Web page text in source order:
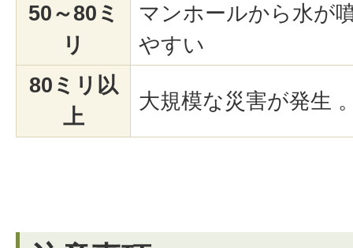
50～80ミ
リ
マンホールから水が
やすい
80ミリ以
上
大規模な災害が発生